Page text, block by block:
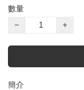
數量
−
+
簡介